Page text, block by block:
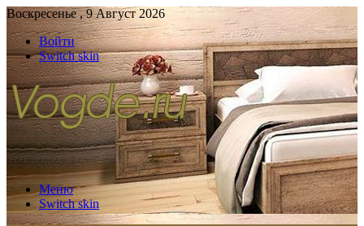
Воскресенье , 9 Август 2026
Войти
Switch skin
Меню
Switch skin